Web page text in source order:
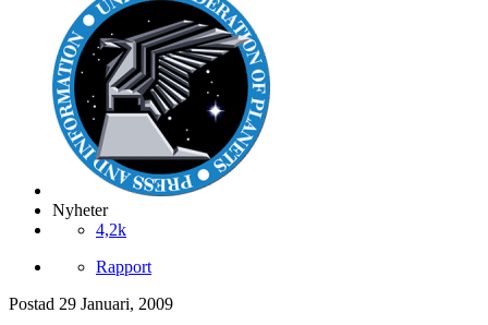
Nyheter
4,2k
Rapport
Postad 29 Januari, 2009